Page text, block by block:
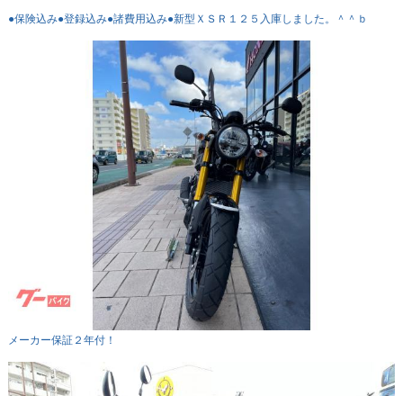
●保険込み●登録込み●諸費用込み●新型ＸＳＲ１２５入庫しました。＾＾ｂ
メーカー保証２年付！